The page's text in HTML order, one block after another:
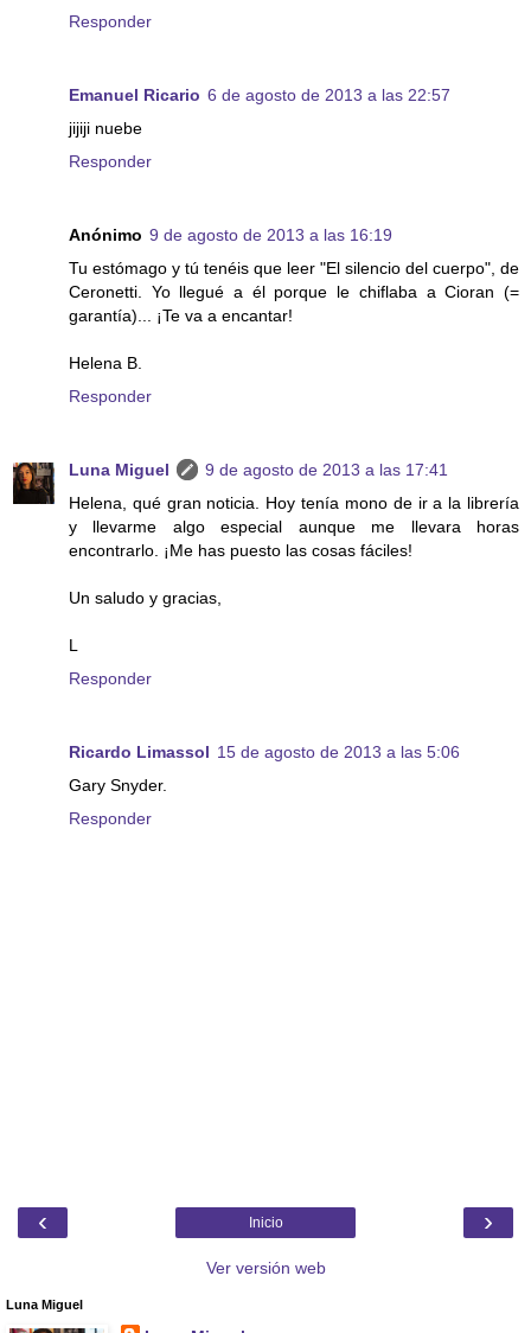
Responder
Emanuel Ricario 6 de agosto de 2013 a las 22:57
jijiji nuebe
Responder
Anónimo 9 de agosto de 2013 a las 16:19
Tu estómago y tú tenéis que leer "El silencio del cuerpo", de
Ceronetti. Yo llegué a él porque le chiflaba a Cioran (=
garantía)... ¡Te va a encantar!
Helena B.
Responder
Luna Miguel
9 de agosto de 2013 a las 17:41
Helena, qué gran noticia. Hoy tenía mono de ir a la librería
y llevarme algo especial aunque me llevara horas
encontrarlo. ¡Me has puesto las cosas fáciles!
Un saludo y gracias,
L
Responder
Ricardo Limassol 15 de agosto de 2013 a las 5:06
Gary Snyder.
Responder
‹ ›
Inicio
Ver versión web
Luna Miguel